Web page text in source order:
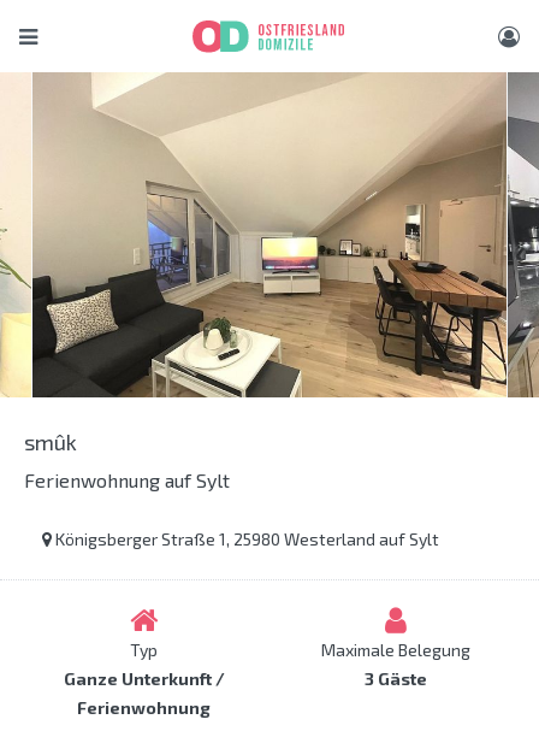
smûk
Ferienwohnung auf Sylt
Königsberger Straße 1, 25980 Westerland auf Sylt
Typ
Ganze Unterkunft /
Ferienwohnung
Maximale Belegung
3 Gäste